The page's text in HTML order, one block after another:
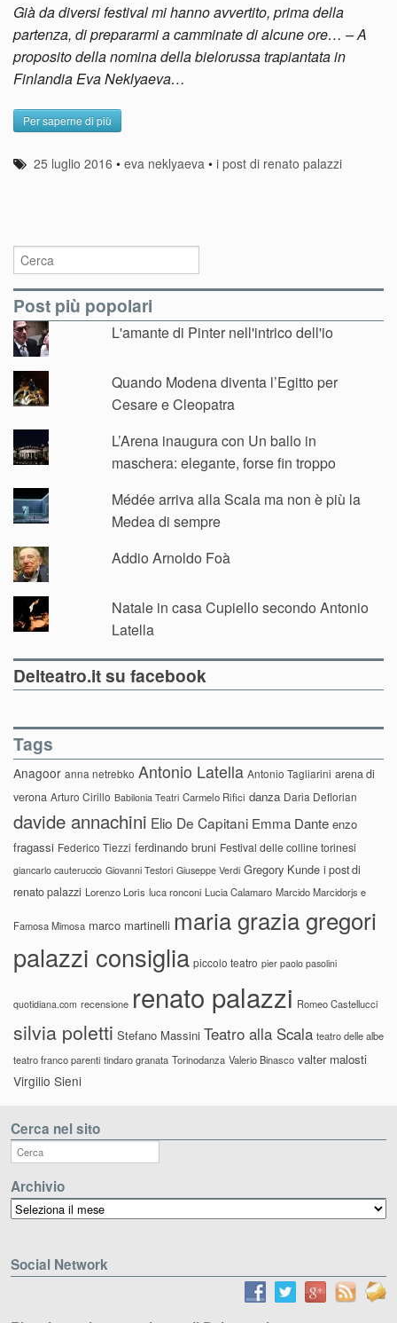
Già da diversi festival mi hanno avvertito, prima della
partenza, di prepararmi a camminate di alcune ore… – A
proposito della nomina della bielorussa trapiantata in
Finlandia Eva Neklyaeva…
Per saperne di più
25 luglio 2016 •eva neklyaeva •i post di renato palazzi
Post più popolari
L'amante di Pinter nell'intrico dell'io
Quando Modena diventa l’Egitto per
Cesare e Cleopatra
L’Arena inaugura con Un ballo in
maschera: elegante, forse fin troppo
Médée arriva alla Scala ma non è più la
Medea di sempre
Addio Arnoldo Foà
Natale in casa Cupiello secondo Antonio
Latella
Delteatro.it su facebook
Tags
Anagoor anna netrebko Antonio Latella Antonio Tagliarini arena di
verona Arturo Cirillo Babilonia Teatri Carmelo Rifici danza Daria Deflorian
davide annachini Elio De Capitani Emma Dante enzo
fragassi Federico Tiezzi ferdinando bruni Festival delle colline torinesi
giancarlo cauteruccio Giovanni Testori Giuseppe Verdi Gregory Kunde i post di
renato palazzi Lorenzo Loris luca ronconi Lucia Calamaro Marcido Marcidorjs e
Famosa Mimosa marco martinelli maria grazia gregori
palazzi consiglia piccolo teatro pier paolo pasolini
quotidiana.com recensione renato palazzi Romeo Castellucci
silvia poletti Stefano Massini Teatro alla Scala teatro delle albe
teatro franco parenti tindaro granata Torinodanza Valerio Binasco valter malosti
Virgilio Sieni
Cerca nel sito
Archivio
Archivio
Social Network